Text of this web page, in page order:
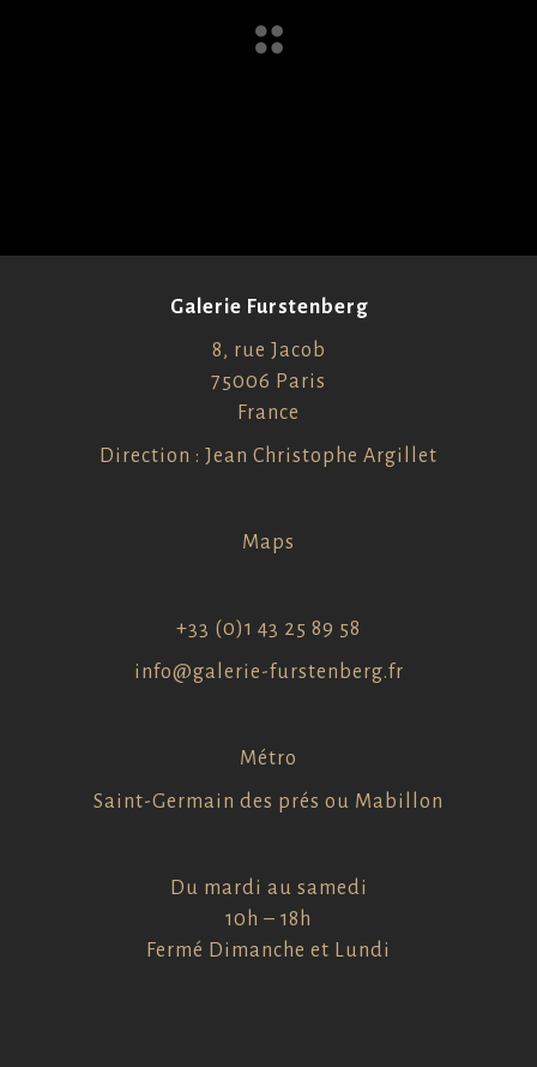
Galerie Furstenberg
8, rue Jacob
75006 Paris
France
Direction : Jean Christophe Argillet
Maps
+33 (0)1 43 25 89 58
info@galerie-furstenberg.fr
Métro
Saint-Germain des prés ou Mabillon
Du mardi au samedi
10h – 18h
Fermé Dimanche et Lundi